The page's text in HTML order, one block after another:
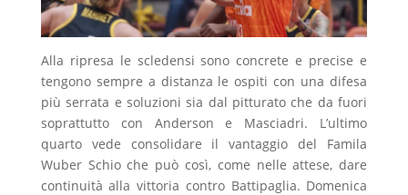
Alla ripresa le scledensi sono concrete e precise e
tengono sempre a distanza le ospiti con una difesa
più serrata e soluzioni sia dal pitturato che da fuori
soprattutto con Anderson e Masciadri. L’ultimo
quarto vede consolidare il vantaggio del Famila
Wuber Schio che può così, come nelle attese, dare
continuità alla vittoria contro Battipaglia. Domenica